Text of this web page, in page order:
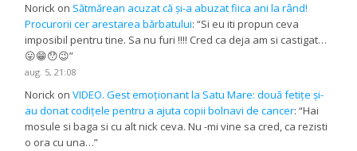
Norick on Sătmărean acuzat că și-a abuzat fiica ani la rând!
Procurorii cer arestarea bărbatului: “Si eu iti propun ceva
imposibil pentru tine. Sa nu furi !!!! Cred ca deja am si castigat…
😛😁😯😉”
aug. 5, 21:08
Norick onVIDEO. Gest emoționant la Satu Mare: două fetițe și-
au donat codițele pentru a ajuta copii bolnavi de cancer: “Hai
mosule si baga si cu alt nick ceva. Nu -mi vine sa cred, ca rezisti
o ora cu una…”